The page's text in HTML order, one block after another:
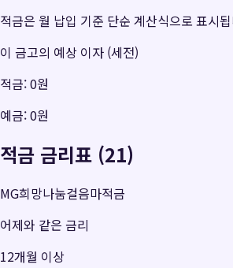
적금은 월 납입 기준 단순 계산식으로 표시
이 금고의 예상 이자 (세전)
적금:0원
예금:0원
적금 금리표 (21)
MG희망나눔걸음마적금
어제와 같은 금리
12개월 이상